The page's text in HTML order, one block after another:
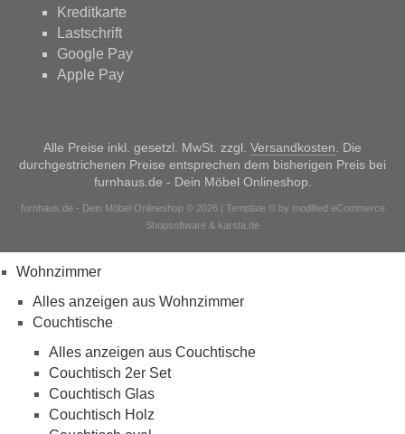
Kreditkarte
Lastschrift
Google Pay
Apple Pay
Alle Preise inkl. gesetzl. MwSt. zzgl. Versandkosten . Die
durchgestrichenen Preise entsprechen dem bisherigen Preis bei
furnhaus.de - Dein Möbel Onlineshop.
furnhaus.de - Dein Möbel Onlineshop © 2026 | Template © by modified eCommerce
Shopsoftware & karsta.de
Wohnzimmer
Alles anzeigen aus Wohnzimmer
Couchtische
Alles anzeigen aus Couchtische
Couchtisch 2er Set
Couchtisch Glas
Couchtisch Holz